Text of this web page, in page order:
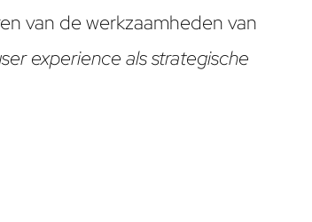
van de werkzaamheden van
experience als strategische